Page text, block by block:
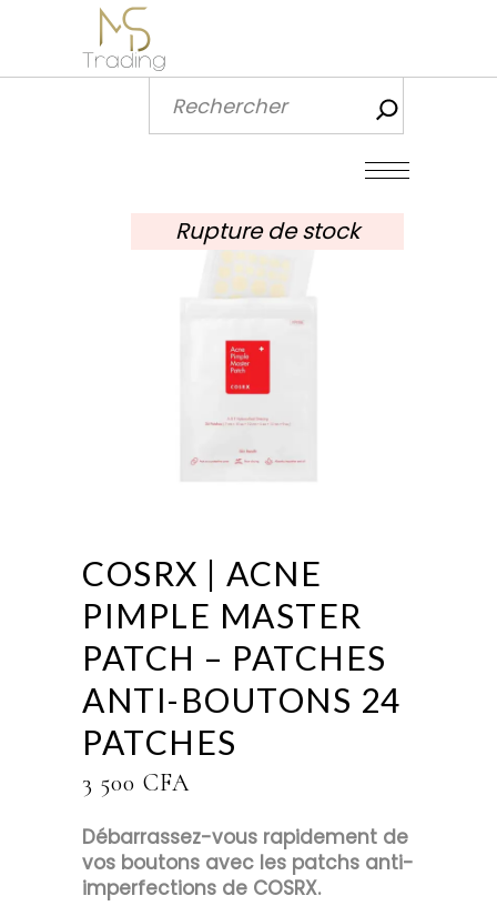
Rupture de stock
COSRX | ACNE
PIMPLE MASTER
PATCH – PATCHES
ANTI-BOUTONS 24
PATCHES
3 500 CFA
Débarrassez-vous rapidement de
vos boutons avec les patchs anti-
imperfections de COSRX.